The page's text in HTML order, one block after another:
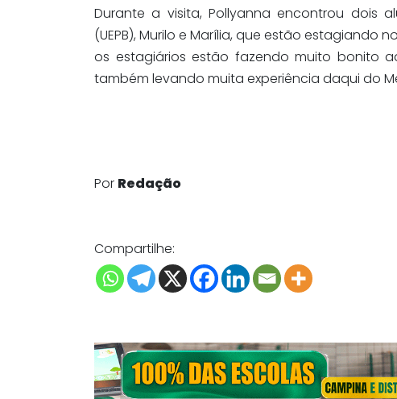
Durante a visita, Pollyanna encontrou dois
(UEPB), Murilo e Marília, que estão estagiando
os estagiários estão fazendo muito bonito
também levando muita experiência daqui do
Por Redação
Compartilhe: